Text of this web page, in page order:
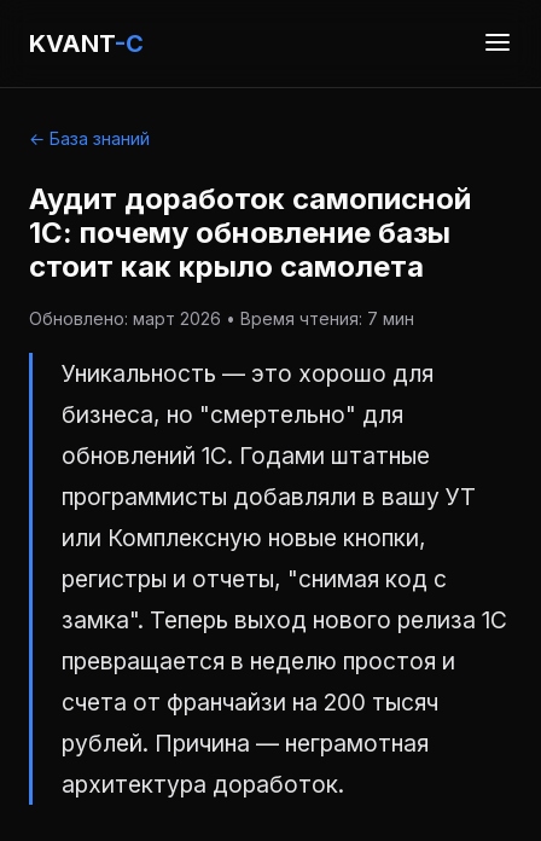
KVANT-C
← База знаний
Аудит доработок самописной
1С: почему обновление базы
стоит как крыло самолета
Обновлено: март 2026 • Время чтения: 7 мин
Уникальность — это хорошо для
бизнеса, но "смертельно" для
обновлений 1С. Годами штатные
программисты добавляли в вашу УТ
или Комплексную новые кнопки,
регистры и отчеты, "снимая код с
замка". Теперь выход нового релиза 1С
превращается в неделю простоя и
счета от франчайзи на 200 тысяч
рублей. Причина — неграмотная
архитектура доработок.